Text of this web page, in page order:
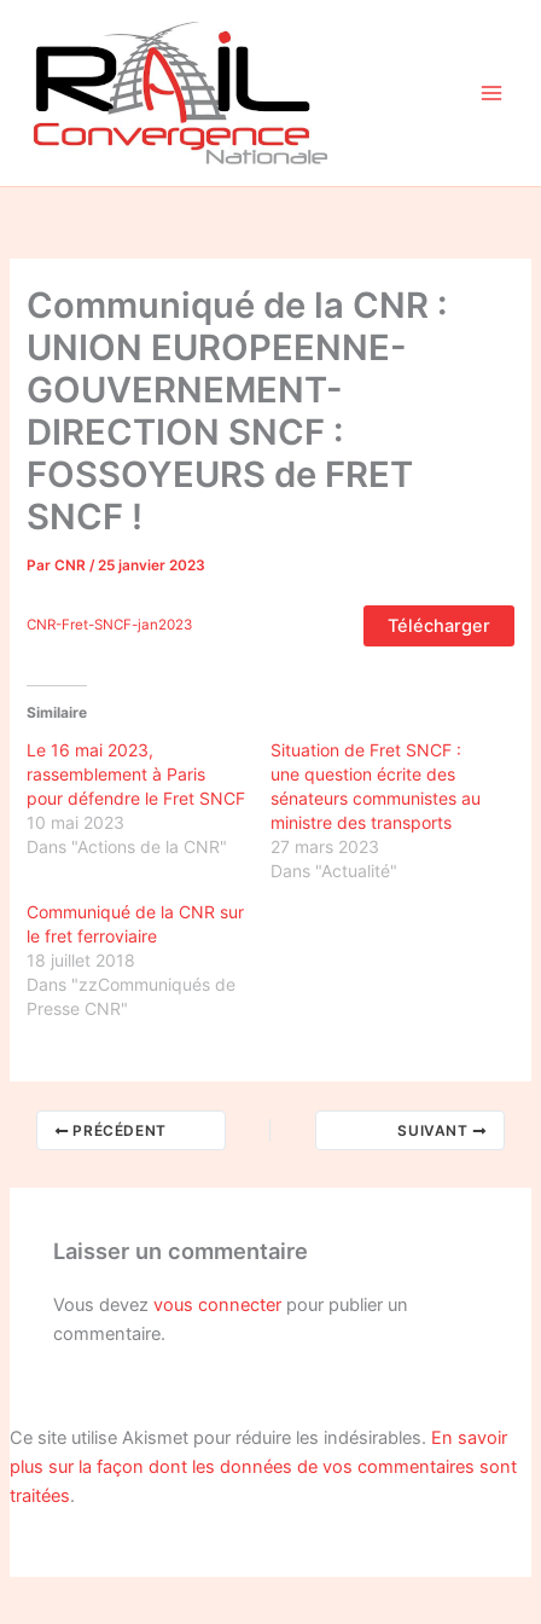
contenu
Communiqué de la CNR :
UNION EUROPEENNE-
GOUVERNEMENT-
DIRECTION SNCF :
FOSSOYEURS de FRET
SNCF !
ParCNR/25 janvier 2023
CNR-Fret-SNCF-jan2023 Télécharger
Similaire
Le 16 mai 2023,
rassemblement à Paris
pour défendre le Fret SNCF
10 mai 2023
Dans "Actions de la CNR"
Situation de Fret SNCF :
une question écrite des
sénateurs communistes au
ministre des transports
27 mars 2023
Dans "Actualité"
Communiqué de la CNR sur
le fret ferroviaire
18 juillet 2018
Dans "zzCommuniqués de
Presse CNR"
PRÉCÉDENT SUIVANT
Laisser un commentaire
Vous devezvous connecter pour publier un
commentaire.
Ce site utilise Akismet pour réduire les indésirables. En savoir
plus sur la façon dont les données de vos commentaires sont
traitées.